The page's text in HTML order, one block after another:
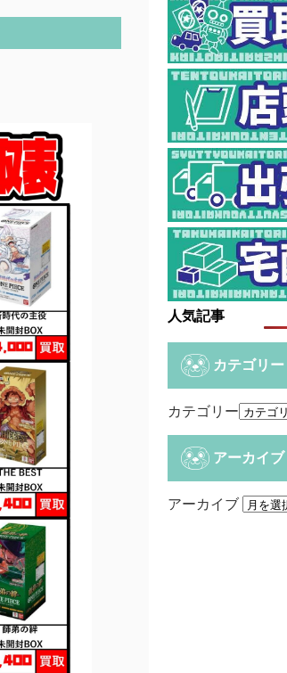
人気記事
カテゴリー
カテゴリー
アーカイブ
アーカイブ